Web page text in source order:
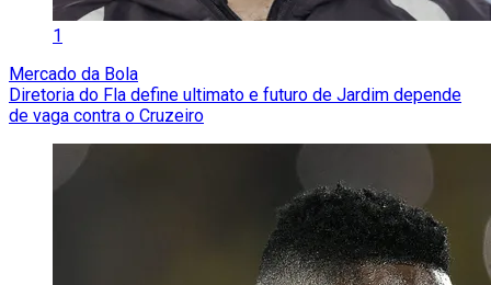
1
Mercado da Bola
Diretoria do Fla define ultimato e futuro de Jardim depende
de vaga contra o Cruzeiro